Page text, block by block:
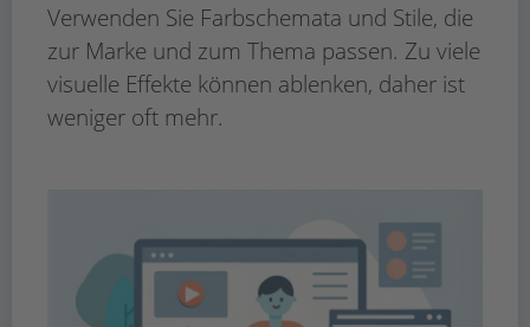
Verwenden Sie Farbschemata und Stile, die
zur Marke und zum Thema passen. Zu viele
visuelle Effekte können ablenken, daher ist
weniger oft mehr.